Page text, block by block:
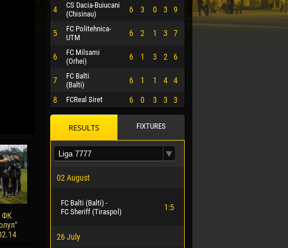
ФК
4
CS Dacia-Buiucani
(Chisinau)
6 3 0 3 9
5
FC Politehnica-
UTM
6 2 1 3 7
6
FC Milsami
(Orhei)
6 1 3 2 6
7
FC Balti
(Balti)
6 1 1 4 4
8 FCReal Siret 6 0 3 3 3
RESULTS FIXTURES
02 August
FC Balti (Balti) -
FC Sheriff (Tiraspol)
1:5
26 July